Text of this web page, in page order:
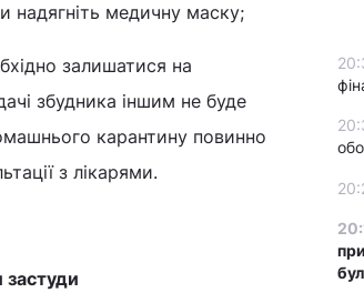
надягніть медичну маску;
залишатися на
збудника іншим не буде
карантину повинно
з лікарями.
застуди